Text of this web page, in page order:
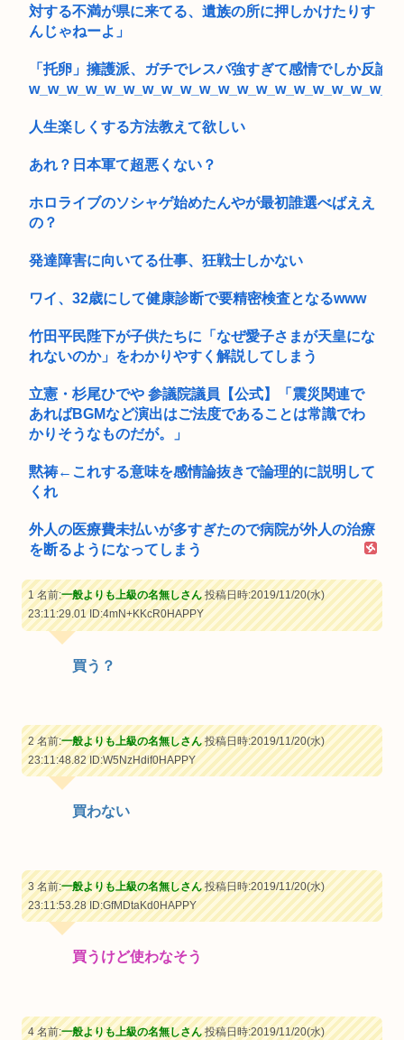
対する不満が県に来てる、遺族の所に押しかけたりす
んじゃねーよ」
「托卵」擁護派、ガチでレスバ強すぎて感情でしか反論
人生楽しくする方法教えて欲しい
あれ？日本軍て超悪くない？
ホロライブのソシャゲ始めたんやが最初誰選べばええ
の？
発達障害に向いてる仕事、狂戦士しかない
ワイ、32歳にして健康診断で要精密検査となるwww
竹田平民陛下が子供たちに「なぜ愛子さまが天皇にな
れないのか」をわかりやすく解説してしまう
立憲・杉尾ひでや 参議院議員【公式】「震災関連で
あればBGMなど演出はご法度であることは常識でわ
かりそうなものだが。」
黙祷←これする意味を感情論抜きで論理的に説明して
くれ
外人の医療費未払いが多すぎたので病院が外人の治療
を断るようになってしまう
1 名前:一般よりも上級の名無しさん投稿日時:2019/11/20(水)
23:11:29.01ID:4mN+KKcR0HAPPY
買う？
2 名前:一般よりも上級の名無しさん投稿日時:2019/11/20(水)
23:11:48.82ID:W5NzHdif0HAPPY
買わない
3 名前:一般よりも上級の名無しさん投稿日時:2019/11/20(水)
23:11:53.28ID:GfMDtaKd0HAPPY
買うけど使わなそう
4 名前:一般よりも上級の名無しさん投稿日時:2019/11/20(水)